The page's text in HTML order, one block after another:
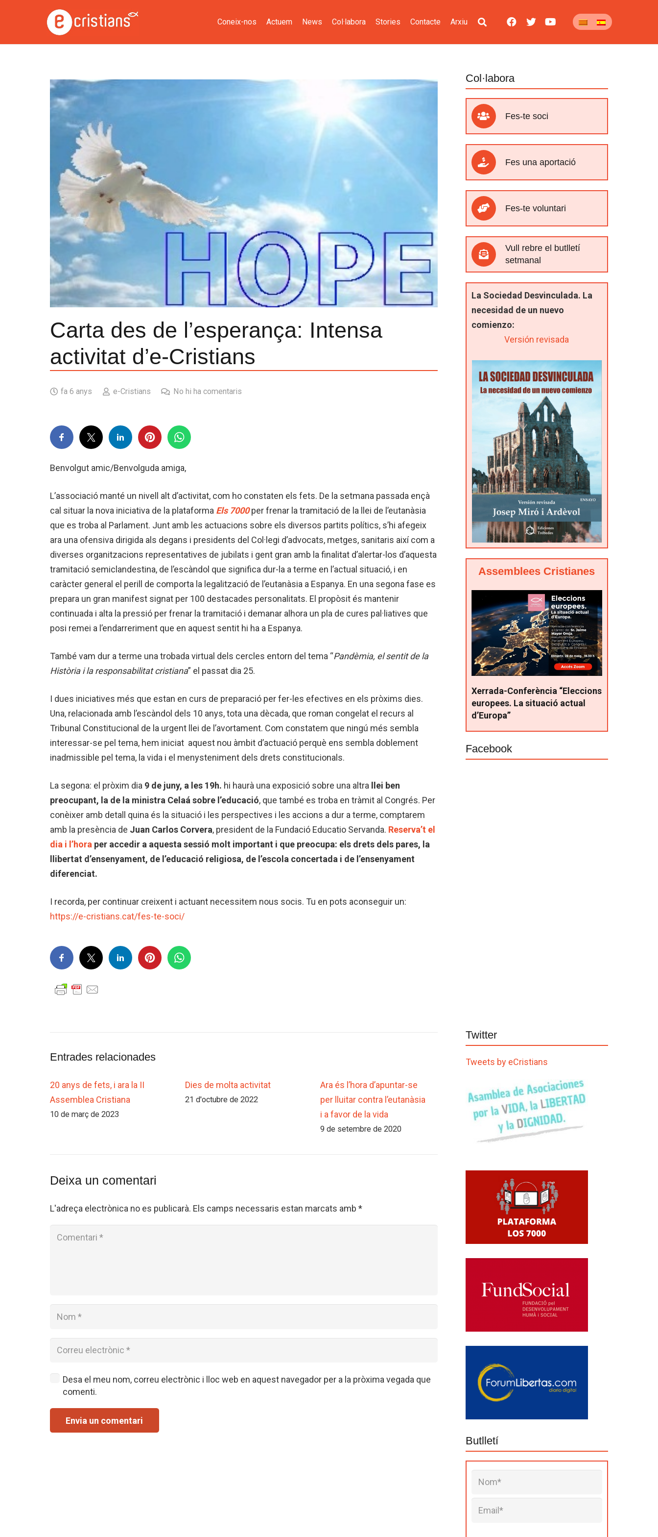
Coneix-nos Actuem News Col·labora Stories Contacte Arxiu
Carta des de l’esperança: Intensa
activitat d’e-Cristians
fa 6 anys e-Cristians No hi ha comentaris
Benvolgut amic/Benvolguda amiga,
L’associació manté un nivell alt d’activitat, com ho constaten els fets. De la setmana passada ençà
cal situar la nova iniciativa de la plataforma Els 7000per frenar la tramitació de la llei de l’eutanàsia
que es troba al Parlament. Junt amb les actuacions sobre els diversos partits polítics, s’hi afegeix
ara una ofensiva dirigida als degans i presidents del Col·legi d’advocats, metges, sanitaris així com a
diverses organitzacions representatives de jubilats i gent gran amb la finalitat d’alertar-los d’aquesta
tramitació semiclandestina, de l’escàndol que significa dur-la a terme en l’actual situació, i en
caràcter general el perill de comporta la legalització de l’eutanàsia a Espanya. En una segona fase es
prepara un gran manifest signat per 100 destacades personalitats. El propòsit és mantenir
continuada i alta la pressió per frenar la tramitació i demanar alhora un pla de cures pal·liatives que
posi remei a l’endarreriment que en aquest sentit hi ha a Espanya.
També vam dur a terme una trobada virtual dels cercles entorn del tema “Pandèmia, el sentit de la
Història i la responsabilitat cristiana” el passat dia 25.
I dues iniciatives més que estan en curs de preparació per fer-les efectives en els pròxims dies.
Una, relacionada amb l’escàndol dels 10 anys, tota una dècada, que roman congelat el recurs al
Tribunal Constitucional de la urgent llei de l’avortament. Com constatem que ningú més sembla
interessar-se pel tema, hem iniciat aquest nou àmbit d’actuació perquè ens sembla doblement
inadmissible pel tema, la vida i el menysteniment dels drets constitucionals.
La segona: el pròxim dia 9 de juny, a les 19h. hi haurà una exposició sobre una altra
llei ben
preocupant, la de la ministra Celaá sobre l’educació, que també es troba en tràmit al Congrés. Per
conèixer amb detall quina és la situació i les perspectives i les accions a dur a terme, comptarem
amb la presència de Juan Carlos Corvera, president de la Fundació Educatio Servanda. Reserva’t el
dia i l’hora per accedir a aquesta sessió molt important i que preocupa: els drets dels pares, la
llibertat d’ensenyament, de l’educació religiosa, de l’escola concertada i de l’ensenyament
diferenciat.
I recorda, per continuar creixent i actuant necessitem nous socis. Tu en pots aconseguir un:
https://e-cristians.cat/fes-te-soci/
Entrades relacionades
20 anys de fets, i ara la II
Assemblea Cristiana
10 de març de 2023
Dies de molta activitat
21 d'octubre de 2022
Ara és l’hora d’apuntar-se
per lluitar contra l’eutanàsia
i a favor de la vida
9 de setembre de 2020
Deixa un comentari
L'adreça electrònica no es publicarà. Els camps necessaris estan marcats amb *
Desa el meu nom, correu electrònic i lloc web en aquest navegador per a la pròxima vegada que
comenti.
Envia un comentari
Col·labora
Fes-te soci
Fes una aportació
Fes-te voluntari
Vull rebre el butlletí
setmanal
La Sociedad Desvinculada. La
necesidad de un nuevo
comienzo:
Versión revisada
Assemblees Cristianes
Xerrada-Conferència “Eleccions
europees. La situació actual
d’Europa”
Facebook
Twitter
Tweets by eCristians
Butlletí